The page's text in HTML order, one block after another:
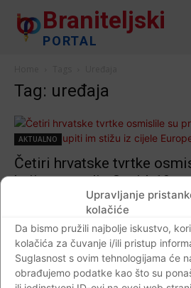
Upravljanje
kolačiće
Da bismo pružili najbolje iskustvo,
kolačića za čuvanje i/ili pristup
Suglasnost s ovim tehnologijama će
obrađujemo podatke kao što su
Braniteljski
PORTAL
Tag: uređaja
AKTUALNO
Četiri hrvatske tvrtke
koji zaustavlja Covid-19,
cijele Europe